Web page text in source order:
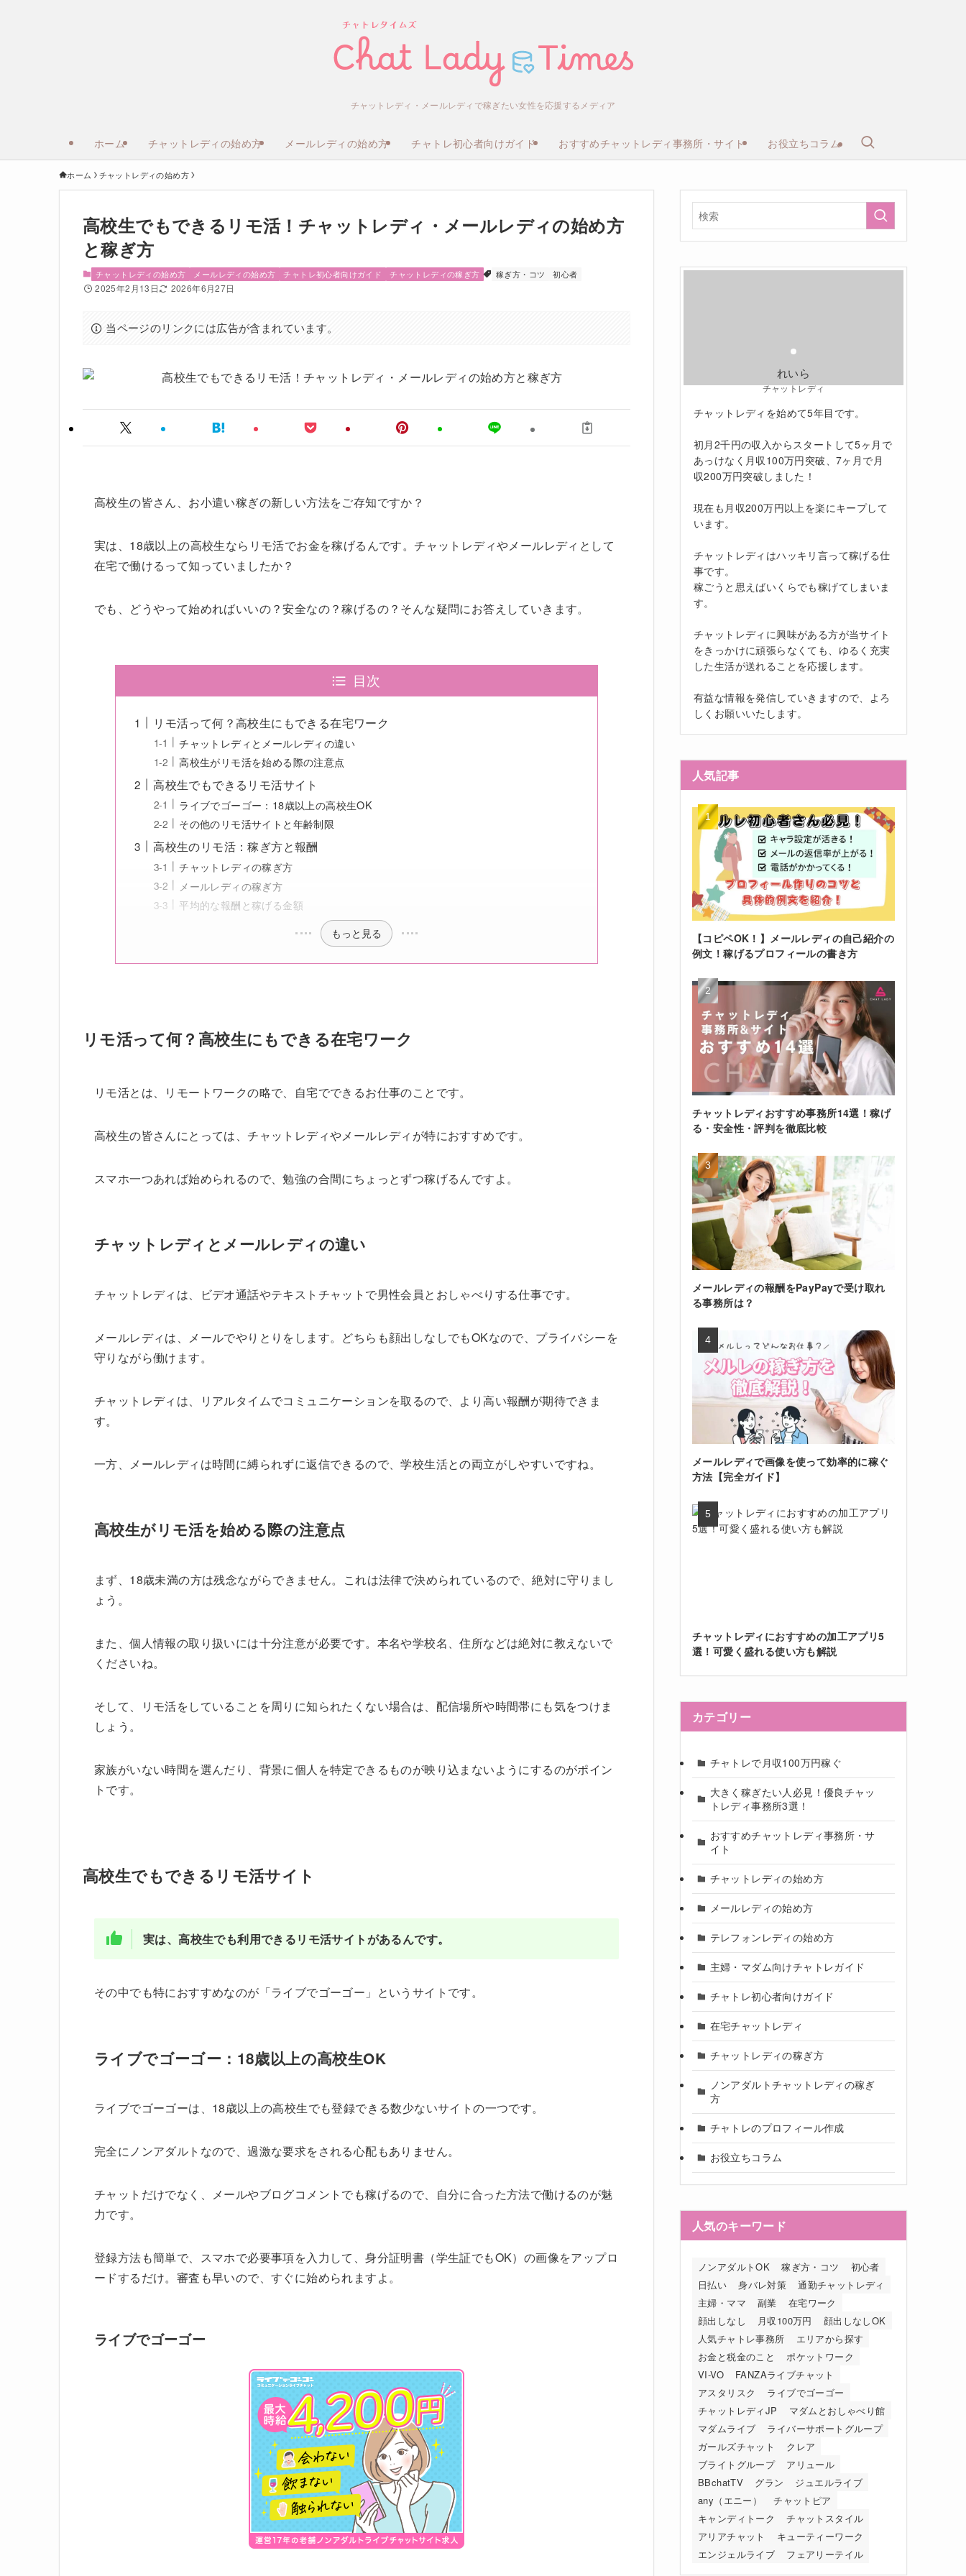
チャットレディ・メールレディで稼ぎたい女性を応援するメディア
ホーム チャットレディの始め方 メールレディの始め方 チャトレ初心者向けガイド おすすめチャットレディ事務所・サイト お役立ちコラム
ホーム チャットレディの始め方
高校生でもできるリモ活！チャットレディ・メールレディの始め方
と稼ぎ方
チャットレディの始め方 メールレディの始め方 チャトレ初心者向けガイド チャットレディの稼ぎ方 稼ぎ方・コツ 初心者
2025年2月13日 2026年6月27日
当ページのリンクには広告が含まれています。
高校生の皆さん、お小遣い稼ぎの新しい方法をご存知ですか？
実は、18歳以上の高校生ならリモ活でお金を稼げるんです。チャットレディやメールレディとして
在宅で働けるって知っていましたか？
でも、どうやって始めればいいの？安全なの？稼げるの？そんな疑問にお答えしていきます。
目次
リモ活って何？高校生にもできる在宅ワーク
チャットレディとメールレディの違い
高校生がリモ活を始める際の注意点
高校生でもできるリモ活サイト
ライブでゴーゴー：18歳以上の高校生OK
その他のリモ活サイトと年齢制限
高校生のリモ活：稼ぎ方と報酬
チャットレディの稼ぎ方
メールレディの稼ぎ方
平均的な報酬と稼げる金額
もっと見る
リモ活って何？高校生にもできる在宅ワーク
リモ活とは、リモートワークの略で、自宅でできるお仕事のことです。
高校生の皆さんにとっては、チャットレディやメールレディが特におすすめです。
スマホ一つあれば始められるので、勉強の合間にちょっとずつ稼げるんですよ。
チャットレディとメールレディの違い
チャットレディは、ビデオ通話やテキストチャットで男性会員とおしゃべりする仕事です。
メールレディは、メールでやりとりをします。どちらも顔出しなしでもOKなので、プライバシーを
守りながら働けます。
チャットレディは、リアルタイムでコミュニケーションを取るので、より高い報酬が期待できま
す。
一方、メールレディは時間に縛られずに返信できるので、学校生活との両立がしやすいですね。
高校生がリモ活を始める際の注意点
まず、18歳未満の方は残念ながらできません。これは法律で決められているので、絶対に守りまし
ょう。
また、個人情報の取り扱いには十分注意が必要です。本名や学校名、住所などは絶対に教えないで
くださいね。
そして、リモ活をしていることを周りに知られたくない場合は、配信場所や時間帯にも気をつけま
しょう。
家族がいない時間を選んだり、背景に個人を特定できるものが映り込まないようにするのがポイン
トです。
高校生でもできるリモ活サイト
実は、高校生でも利用できるリモ活サイトがあるんです。
その中でも特におすすめなのが「ライブでゴーゴー」というサイトです。
ライブでゴーゴー：18歳以上の高校生OK
ライブでゴーゴーは、18歳以上の高校生でも登録できる数少ないサイトの一つです。
完全にノンアダルトなので、過激な要求をされる心配もありません。
チャットだけでなく、メールやブログコメントでも稼げるので、自分に合った方法で働けるのが魅
力です。
登録方法も簡単で、スマホで必要事項を入力して、身分証明書（学生証でもOK）の画像をアップロ
ードするだけ。審査も早いので、すぐに始められますよ。
ライブでゴーゴー
れいら
チャットレディ
チャットレディを始めて5年目です。
初月2千円の収入からスタートして5ヶ月で
あっけなく月収100万円突破、7ヶ月で月
収200万円突破しました！
現在も月収200万円以上を楽にキープして
います。
チャットレディはハッキリ言って稼げる仕
事です。
稼ごうと思えばいくらでも稼げてしまいま
す。
チャットレディに興味がある方が当サイト
をきっかけに頑張らなくても、ゆるく充実
した生活が送れることを応援します。
有益な情報を発信していきますので、よろ
しくお願いいたします。
人気記事
【コピペOK！】メールレディの自己紹介の
例文！稼げるプロフィールの書き方
チャットレディおすすめ事務所14選！稼げ
る・安全性・評判を徹底比較
メールレディの報酬をPayPayで受け取れ
る事務所は？
メールレディで画像を使って効率的に稼ぐ
方法【完全ガイド】
チャットレディにおすすめの加工アプリ5
選！可愛く盛れる使い方も解説
カテゴリー
チャトレで月収100万円稼ぐ
大きく稼ぎたい人必見！優良チャッ
トレディ事務所3選！
おすすめチャットレディ事務所・サ
イト
チャットレディの始め方
メールレディの始め方
テレフォンレディの始め方
主婦・マダム向けチャトレガイド
チャトレ初心者向けガイド
在宅チャットレディ
チャットレディの稼ぎ方
ノンアダルトチャットレディの稼ぎ
方
チャトレのプロフィール作成
お役立ちコラム
人気のキーワード
ノンアダルトOK 稼ぎ方・コツ
初心者
日払い
身バレ対策
通勤チャットレディ
主婦・ママ
副業
在宅ワーク
顔出しなし
月収100万円
顔出しなしOK
人気チャトレ事務所
エリアから探す
お金と税金のこと
ポケットワーク
VI-VO
FANZAライブチャット
アスタリスク
ライブでゴーゴー
チャットレディJP
マダムとおしゃべり館
マダムライブ
ライバーサポートグループ
ガールズチャット
クレア
ブライトグループ
アリュール
BBchatTV
グラン
ジュエルライブ
any（エニー）
チャットピア
キャンディトーク
チャットスタイル
アリアチャット
キューティーワーク
エンジェルライブ
フェアリーテイル